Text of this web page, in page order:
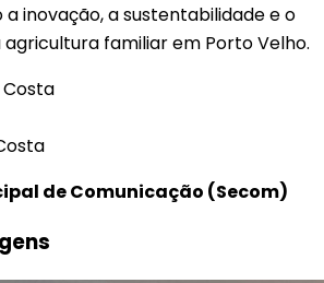
inovação, a sustentabilidade e o
familiar em Porto Velho.
de Comunicação (Secom)